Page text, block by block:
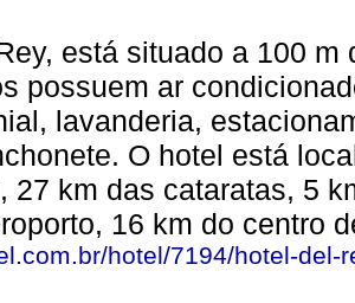
está situado a 100
possuem ar
lavanderia,
O hotel está
27 km das cataratas, 5
16 km do centro
hotel/7194/hotel-del-